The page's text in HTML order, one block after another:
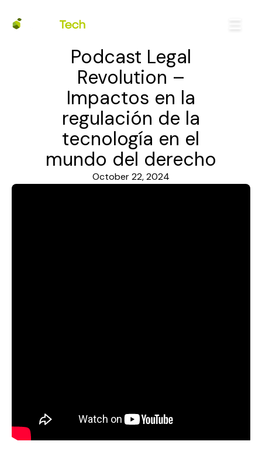
Podcast Legal
Revolution –
Impactos en la
regulación de la
tecnología en el
mundo del derecho
October 22, 2024